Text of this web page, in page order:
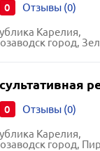
0 Отзывы (0)
Карелия,
город,
0 Отзывы (0)
Карелия,
город,